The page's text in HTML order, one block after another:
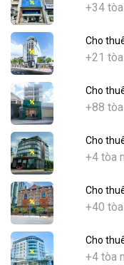
+34
Cho
+21
Cho
+88
Cho
+4 tòa
Cho
+40
Cho
+4 tòa